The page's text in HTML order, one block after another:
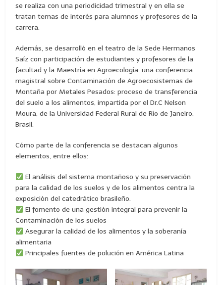
se realiza con una periodicidad trimestral y en ella se
tratan temas de interés para alumnos y profesores de la
carrera.
Además, se desarrolló en el teatro de la Sede Hermanos
Saíz con participación de estudiantes y profesores de la
facultad y la Maestría en Agroecología, una conferencia
magistral sobre Contaminación de Agroecosistemas de
Montaña por Metales Pesados: proceso de transferencia
del suelo a los alimentos, impartida por el Dr.C Nelson
Moura, de la Universidad Federal Rural de Río de Janeiro,
Brasil.
Cómo parte de la conferencia se destacan algunos
elementos, entre ellos:
El análisis del sistema montañoso y su preservación
para la calidad de los suelos y de los alimentos centra la
exposición del catedrático brasileño.
El fomento de una gestión integral para prevenir la
Contaminación de los suelos
Asegurar la calidad de los alimentos y la soberanía
alimentaria
Principales fuentes de polución en América Latina